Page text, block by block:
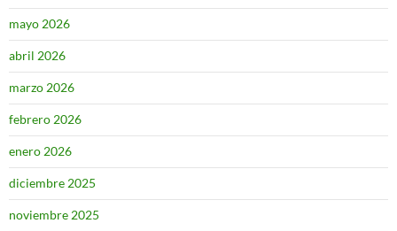
mayo 2026
abril 2026
marzo 2026
febrero 2026
enero 2026
diciembre 2025
noviembre 2025